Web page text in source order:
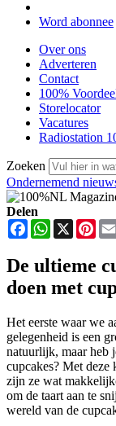
Word abonnee
Over ons
Adverteren
Contact
100%
Storelocator
Vacatures
Radiostation
Zoeken
Ondernemend
Delen
FacebookWhatsApp
X
De ultieme
doen met
Het eerste waar we
gelegenheid is een
natuurlijk, maar heb
cupcakes? Met deze
zijn ze wat
om de taart aan te
wereld van de